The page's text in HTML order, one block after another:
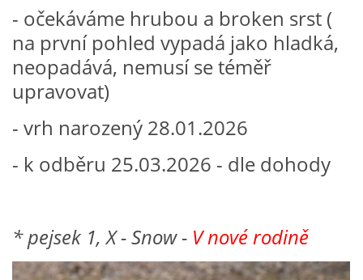
- očekáváme hrubou a broken srst (
na první pohled vypadá jako hladká,
neopadává, nemusí se téměř
upravovat)
- vrh narozený 28.01.2026
- k odběru 25.03.2026 - dle dohody
* pejsek 1, X - Snow - V nové rodině